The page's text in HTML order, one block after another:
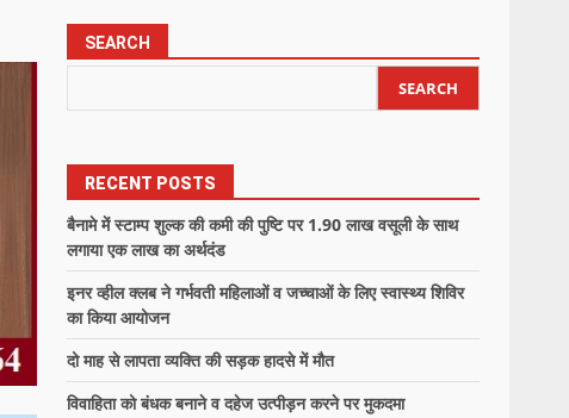
SEARCH
SEARCH
RECENT POSTS
बैनामे में स्टाम्प शुल्क की कमी की पुष्टि पर 1.90 लाख वसूली के साथ
लगाया एक लाख का अर्थदंड
इनर व्हील क्लब ने गर्भवती महिलाओं व जच्चाओं के लिए स्वास्थ्य शिविर
का किया आयोजन
दो माह से लापता व्यक्ति की सड़क हादसे में मौत
विवाहिता को बंधक बनाने व दहेज उत्पीड़न करने पर मुकदमा